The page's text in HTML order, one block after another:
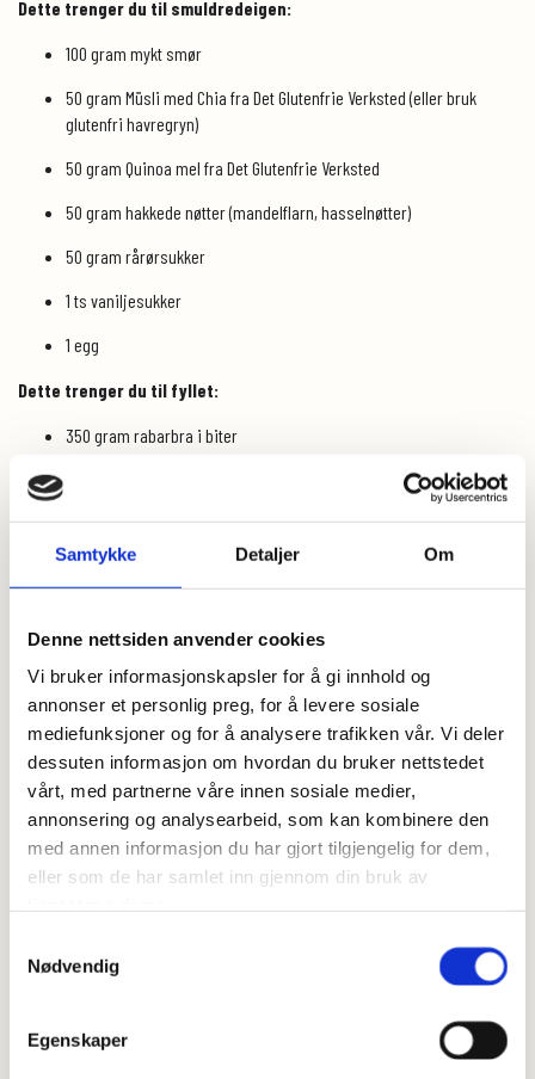
Samtykke Detaljer Om
Denne nettsiden anvender cookies
Vi bruker informasjonskapsler for å gi innhold og
annonser et personlig preg, for å levere sosiale
mediefunksjoner og for å analysere trafikken vår. Vi deler
dessuten informasjon om hvordan du bruker nettstedet
vårt, med partnerne våre innen sosiale medier,
annonsering og analysearbeid, som kan kombinere den
med annen informasjon du har gjort tilgjengelig for dem,
eller som de har samlet inn gjennom din bruk av
Nødvendig
Egenskaper
Dette trenger du til smuldredeigen:
100 gram mykt smør
50 gram Müsli med Chia fra Det Glutenfrie Verksted (eller bruk
glutenfri havregryn)
50 gram Quinoa mel fra Det Glutenfrie Verksted
50 gram hakkede nøtter (mandelflarn, hasselnøtter)
50 gram rårørsukker
1 ts vaniljesukker
1 egg
Dette trenger du til fyllet:
350 gram rabarbra i biter
250 gram bringebær (jeg brukte frosne hele bringebær)
et dryss rårørsukker (1 dl)
3 ss potetmel
Dette gjør du:
Sett ovnen på 180 grader
Finn frem en paiform og kle denne med bakepapir eller smør
formen lett
Bland alle ingrediensene til fyllet i en bolle, rør lett sammen og
fordel dette i paiformen.
smør og egg i en bolle, og bruk gjerne hendene til dette om du ikke
har kjøkkenmaskin.
Fordel så smuldredeigen over fyllet som du allerede har fordelt i
formen. Trykk det gjerne litt ned i fyllet.